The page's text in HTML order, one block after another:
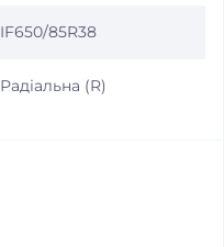
IF650/85R38
Радіальна (R)